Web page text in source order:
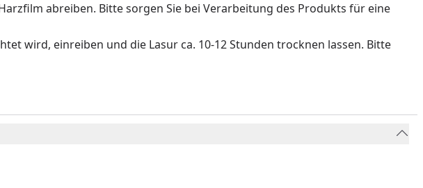
abreiben. Bitte sorgen Sie bei Verarbeitung des Produkts für eine
wird, einreiben und die Lasur ca. 10-12 Stunden trocknen lassen. Bitte